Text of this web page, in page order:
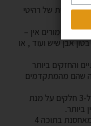
הבית של רהיטי
גימורים אין –
אבן שיש ועוד , או
והחזקים ביותר
שהם מהמתקדמים
רגל השולחן עשויה מברזל ומתפצלת ל-3 חלקים על מנת
ביותר.
בנוסף פלטת השולחן העדינה והדקה מאחסנת בתוכה 4